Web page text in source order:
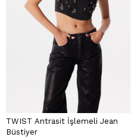
TWIST Antrasit İşlemeli Jean
Büstiyer